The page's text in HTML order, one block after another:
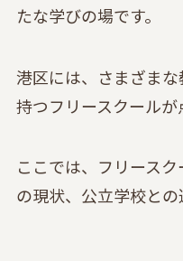
たな学びの場です。
港区には、さまざま
持つフリースクールが
ここでは、フリース
の現状、公立学校との